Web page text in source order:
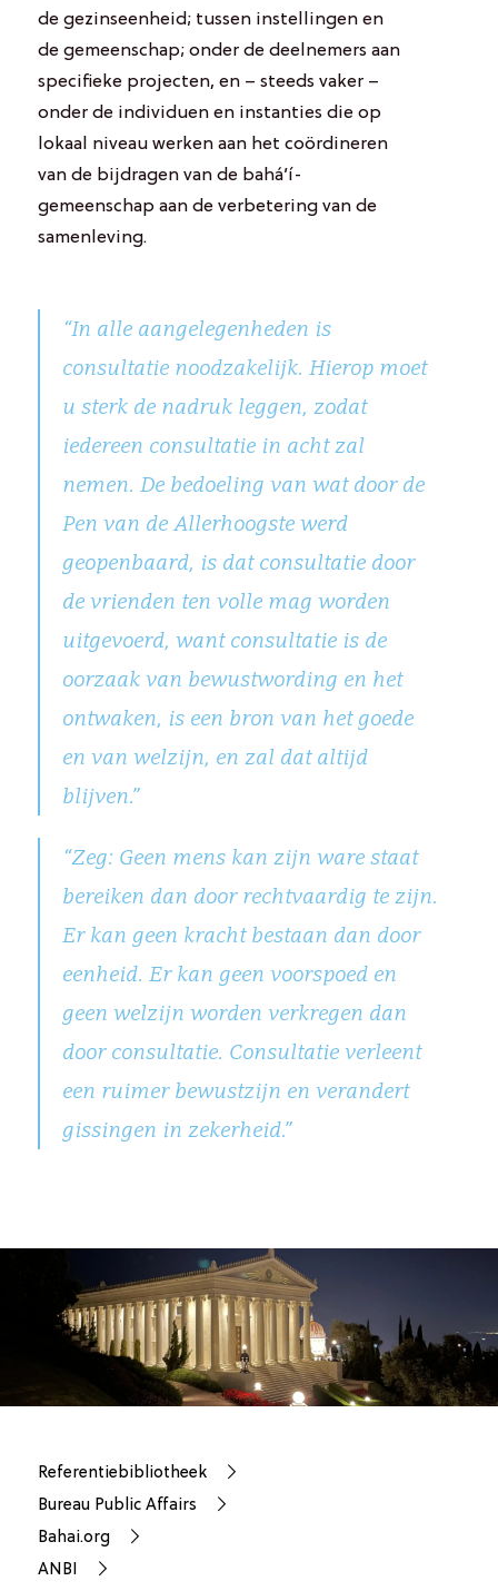
de gezinseenheid; tussen instellingen en
de gemeenschap; onder de deelnemers aan
specifieke projecten, en – steeds vaker –
onder de individuen en instanties die op
lokaal niveau werken aan het coördineren
van de bijdragen van de bahá’í-
gemeenschap aan de verbetering van de
samenleving.
“In alle aangelegenheden is
consultatie noodzakelijk. Hierop moet
u sterk de nadruk leggen, zodat
iedereen consultatie in acht zal
nemen. De bedoeling van wat door de
Pen van de Allerhoogste werd
geopenbaard, is dat consultatie door
de vrienden ten volle mag worden
uitgevoerd, want consultatie is de
oorzaak van bewustwording en het
ontwaken, is een bron van het goede
en van welzijn, en zal dat altijd
blijven.”
“Zeg: Geen mens kan zijn ware staat
bereiken dan door rechtvaardig te zijn.
Er kan geen kracht bestaan dan door
eenheid. Er kan geen voorspoed en
geen welzijn worden verkregen dan
door consultatie. Consultatie verleent
een ruimer bewustzijn en verandert
gissingen in zekerheid.”
Referentiebibliotheek
Bureau Public Affairs
Bahai.org
ANBI